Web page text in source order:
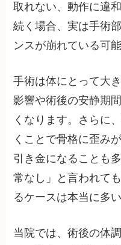
取れない、動作に違
続く場合、実は手術
ンスが崩れている可
手術は体にとって大
影響や術後の安静期
くなります。さらに
くことで骨格に歪み
引き金になることも
常なし」と言われて
るケースは本当に多い
当院では、術後の体